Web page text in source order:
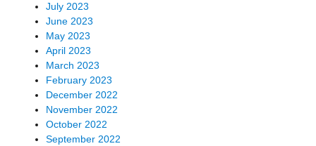
July 2023
June 2023
May 2023
April 2023
March 2023
February 2023
December 2022
November 2022
October 2022
September 2022